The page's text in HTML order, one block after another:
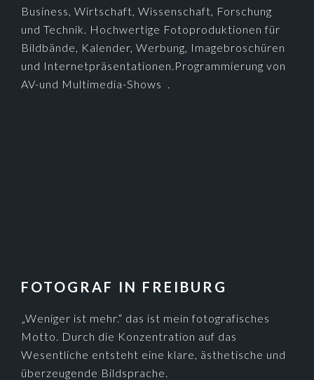
Business, Wirtschaft, Wissenschaft, Forschung
und Technik. Hochwertige Fotoproduktionen für
Bildbände, Kalender, Werbung, Imagebroschüren
und Internetpräsentationen.Programmierung von
AV-und Multimedia-Shows .
FOTOGRAF IN FREIBURG
„Weniger ist mehr.“ das ist mein fotografisches
Motto. Durch die Konzentration auf das
Wesentliche entsteht eine klare, ästhetische und
überzeugende Bildsprache.